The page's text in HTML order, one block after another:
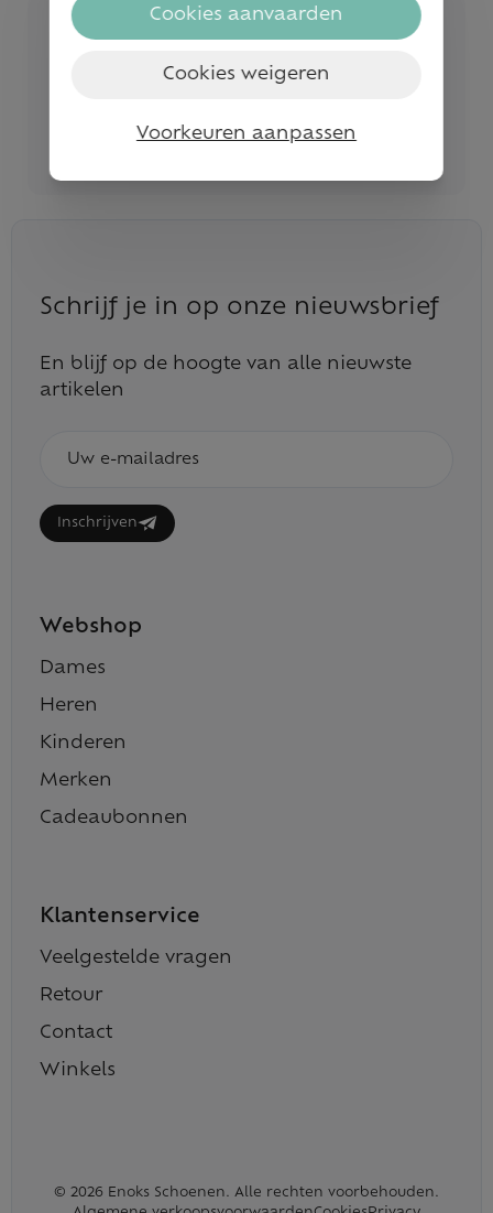
Veilig betalen
Snelle service en levering
Bezoek onze fysieke winkels
Schrijf je in op onze nieuwsbrief
En blijf op de hoogte van alle nieuwste
artikelen
mailadres
Inschrijven
Webshop
Dames
Heren
Kinderen
Merken
Cadeaubonnen
Klantenservice
Veelgestelde vragen
Retour
Contact
Winkels
© 2026 Enoks Schoenen. Alle rechten voorbehouden.
Cookies aanvaarden
Cookies weigeren
Voorkeuren aanpassen